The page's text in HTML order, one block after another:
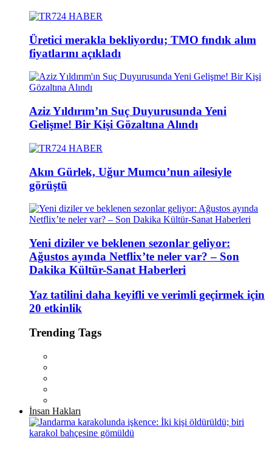
Üretici merakla bekliyordu; TMO fındık alım
fiyatlarını açıkladı
Aziz Yıldırım’ın Suç Duyurusunda Yeni
Gelişme! Bir Kişi Gözaltına Alındı
Akın Gürlek, Uğur Mumcu’nun ailesiyle
görüştü
Yeni diziler ve beklenen sezonlar geliyor:
Ağustos ayında Netflix’te neler var? – Son
Dakika Kültür-Sanat Haberleri
Yaz tatilini daha keyifli ve verimli geçirmek için
20 etkinlik
Trending Tags
İnsan Hakları